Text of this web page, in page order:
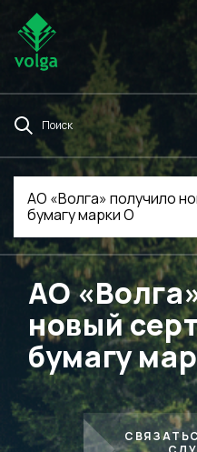
Поиск
АО «Волга» получило
бумагу марки О
АО
новый
бумагу